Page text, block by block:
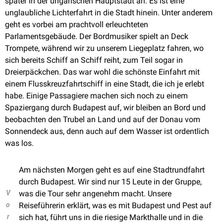
unglaubliche Lichterfahrt in die Stadt hinein. Unter anderem
geht es vorbei am prachtvoll erleuchteten
Parlamentsgebäude. Der Bordmusiker spielt an Deck
Trompete, während wir zu unserem Liegeplatz fahren, wo
sich bereits Schiff an Schiff reiht, zum Teil sogar in
Dreierpäckchen. Das war wohl die schönste Einfahrt mit
einem Flusskreuzfahrtschiff in eine Stadt, die ich je erlebt
habe. Einige Passagiere machen sich noch zu einem
Spaziergang durch Budapest auf, wir bleiben an Bord und
beobachten den Trubel an Land und auf der Donau vom
Sonnendeck aus, denn auch auf dem Wasser ist ordentlich
was los.
V
o
r
Am nächsten Morgen geht es auf eine Stadtrundfahrt
durch Budapest. Wir sind nur 15 Leute in der Gruppe,
was die Tour sehr angenehm macht. Unsere
Reiseführerin erklärt, was es mit Budapest und Pest auf
sich hat, führt uns in die riesige Markthalle und in die